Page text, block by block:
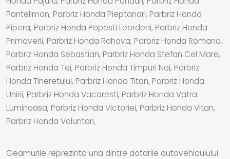
Pantelimon, Parbriz Honda Pieptanari, Parbriz Honda
Pipera, Parbriz Honda Popesti Leordeni, Parbriz Honda
Primaverii, Parbriz Honda Rahova, Parbriz Honda Romana,
Parbriz Honda Sebastian, Parbriz Honda Stefan Cel Mare,
Parbriz Honda Tei, Parbriz Honda Timpuri Noi, Parbriz
Honda Tineretului, Parbriz Honda Titan, Parbriz Honda
Unirii, Parbriz Honda Vacaresti, Parbriz Honda Vatra
Luminoasa, Parbriz Honda Victoriei, Parbriz Honda Vitan,
Parbriz Honda Voluntari,
Geamurile reprezinta una dintre dotarile autovehiculului